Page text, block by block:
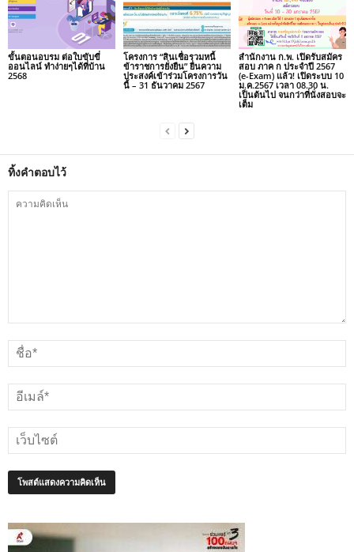
ขั้นตอนอบรม ต่อใบขับขี่
ออนไลน์ ทำง่ายๆได้ที่บ้าน
2568
โครงการ “สินเชื่อรวมหนี้
ข้าราชการยั่งยืน” ยื่นความ
ประสงค์เข้าร่วมโครงการวัน
นี้ – 31 ธันวาคม 2567
สำนักงาน ก.พ. เปิดรับสมัคร
สอบ ภาค ก ประจำปี 2567
(e-Exam) แล้ว! เปิดระบบ 10
ม.ค.2567 เวลา 08.30 น.
เป็นต้นไป จนกว่าที่นั่งสอบจะ
เต็ม
ทิ้งคำตอบไว้